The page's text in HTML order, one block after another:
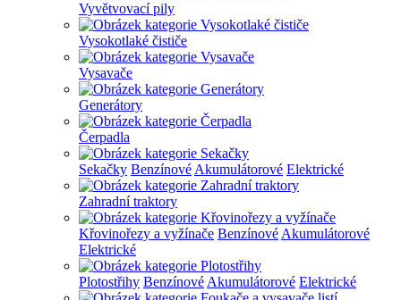
Vyvětvovací pily
Vysokotlaké čističe
Vysavače
Generátory
Čerpadla
Sekačky Benzínové Akumulátorové Elektrické
Zahradní traktory
Křovinořezy a vyžínače Benzínové Akumulátorové
Elektrické
Plotostřihy Benzínové Akumulátorové Elektrické